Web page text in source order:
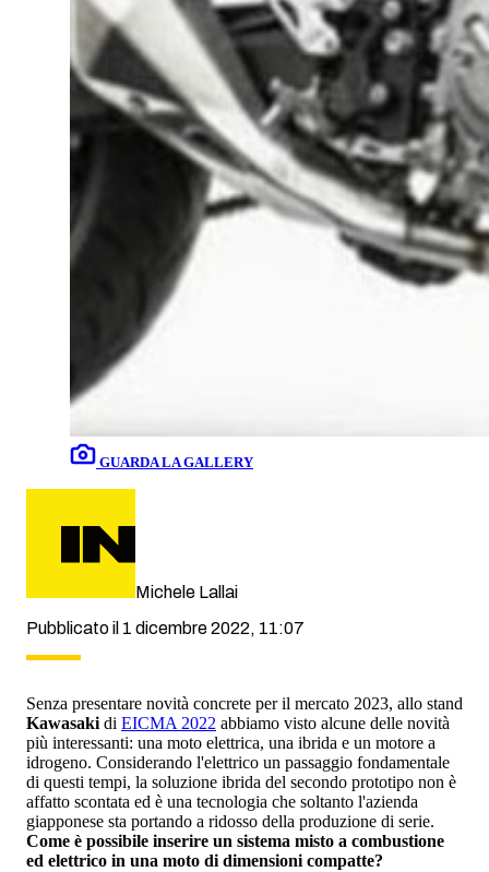
GUARDA LA GALLERY
Michele Lallai
Pubblicato il 1 dicembre 2022, 11:07
Senza presentare novità concrete per il mercato 2023, allo stand
Kawasaki di EICMA 2022 abbiamo visto alcune delle novità
più interessanti: una moto elettrica, una ibrida e un motore a
idrogeno. Considerando l'elettrico un passaggio fondamentale
di questi tempi, la soluzione ibrida del secondo prototipo non è
affatto scontata ed è una tecnologia che soltanto l'azienda
giapponese sta portando a ridosso della produzione di serie.
Come è possibile inserire un sistema misto a combustione
ed elettrico in una moto di dimensioni compatte?